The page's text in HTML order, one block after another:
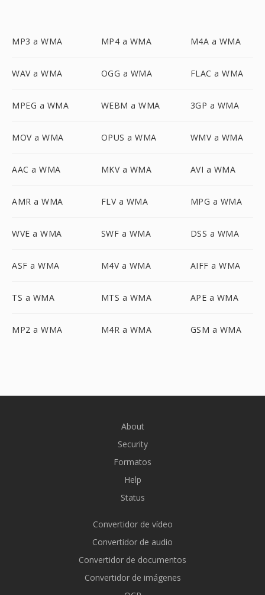
MP3 a WMA MP4 a WMA M4A a WMA
WAV a WMA OGG a WMA FLAC a WMA
MPEG a WMA WEBM a WMA 3GP a WMA
MOV a WMA OPUS a WMA WMV a WMA
AAC a WMA MKV a WMA AVI a WMA
AMR a WMA FLV a WMA MPG a WMA
WVE a WMA SWF a WMA DSS a WMA
ASF a WMA M4V a WMA AIFF a WMA
TS a WMA MTS a WMA APE a WMA
MP2 a WMA M4R a WMA GSM a WMA
About
Security
Formatos
Help
Status
Convertidor de vídeo
Convertidor de audio
Convertidor de documentos
Convertidor de imágenes